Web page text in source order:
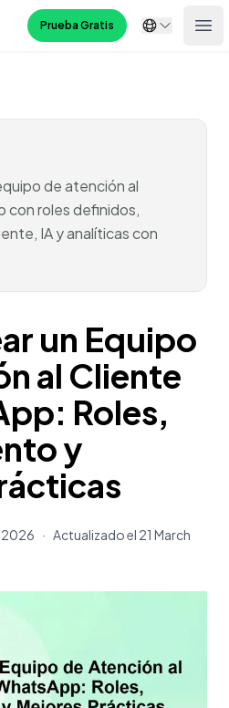
Prueba Gratis
de atención al
con roles definidos,
IA y analíticas con
un Equipo
al Cliente
Roles,
y
2026 · Actualizado el 21 March